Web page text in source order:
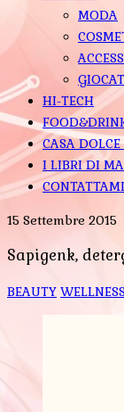
MODA
HI-TECH
CASA DOLCE
I LIBRI DI
CONTATTAMI
15 Settembre 2015
Sapigenk,
BEAUTY